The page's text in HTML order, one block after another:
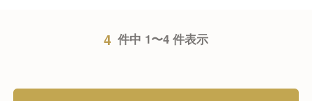
4 件中 1〜4 件表示